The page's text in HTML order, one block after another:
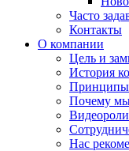
Часто
Контакты
О компании
Цель и
История
Принципы
Почему
Нас